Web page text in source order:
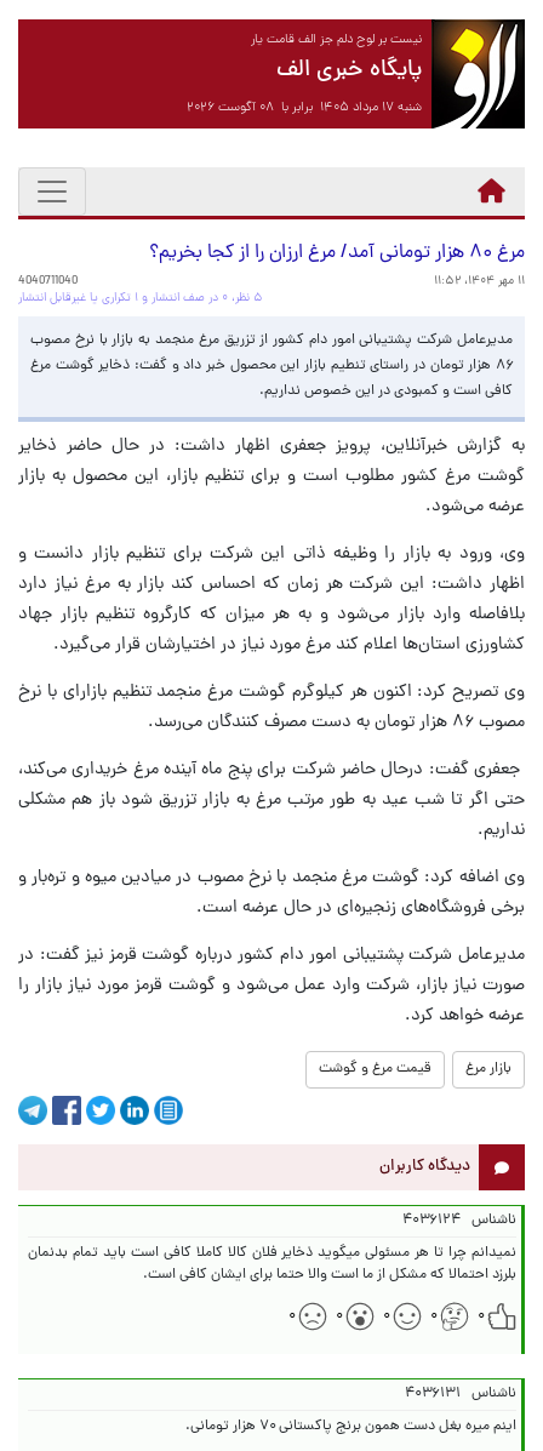
نیست بر لوح دلم جز الف قامت یار
پایگاه خبری الف
شنبه ۱۷ مرداد ۱۴۰۵ برابر با ۰۸ آگوست ۲۰۲۶
مرغ ۸۰ هزار تومانی آمد/ مرغ ارزان را از کجا بخریم؟
۱۱ مهر ۱۴۰۴، ۱۱:۵۲
4040711040
۵ نظر، ۰ در صف انتشار و ۱ تکراری یا غیرقابل انتشار
مدیرعامل شرکت پشتیبانی امور دام کشور از تزریق مرغ منجمد به بازار با نرخ مصوب
۸۶ هزار تومان در راستای تنطیم بازار این محصول خبر داد و گفت: ذخایر گوشت مرغ
کافی است و کمبودی در این خصوص نداریم.
به گزارش خبرآنلاین، پرویز جعفری اظهار داشت: در حال حاضر ذخایر
گوشت مرغ کشور مطلوب است و برای تنظیم بازار، این محصول به بازار
عرضه می‌شود.
وی، ورود به بازار را وظیفه ذاتی این شرکت برای تنظیم بازار دانست و
اظهار داشت: این شرکت هر زمان که احساس کند بازار به مرغ نیاز دارد
بلافاصله وارد بازار می‌شود و به هر میزان که کارگروه تنظیم بازار جهاد
کشاورزی استان‌ها اعلام کند مرغ مورد نیاز در اختیارشان قرار می‌گیرد.
وی تصریح کرد: اکنون هر کیلوگرم گوشت مرغ منجمد تنظیم بازارای با نرخ
مصوب ۸۶ هزار تومان به دست مصرف کنندگان می‌رسد.
جعفری گفت: درحال حاضر شرکت برای پنج ماه آینده مرغ خریداری می‌کند،
حتی اگر تا شب عید به طور مرتب مرغ به بازار تزریق شود باز هم مشکلی
نداریم.
وی اضافه کرد: گوشت مرغ منجمد با نرخ مصوب در میادین میوه و تره‌بار و
برخی فروشگاه‌های زنجیره‌ای در حال عرضه است.
مدیرعامل شرکت پشتیبانی امور دام کشور درباره گوشت قرمز نیز گفت: در
صورت نیاز بازار، شرکت وارد عمل می‌شود و گوشت قرمز مورد نیاز بازار را
عرضه خواهد کرد.
بازار مرغ قیمت مرغ و گوشت
دیدگاه کاربران
ناشناس ۴۰۳۶۱۲۴
نمیدانم چرا تا هر مسئولی میگوید ذخایر فلان کالا کاملا کافی است باید تمام بدنمان
بلرزد احتمالا که مشکل از ما است والا حتما برای ایشان کافی است.
۰
۰ ۰ ۰ ۰
ناشناس ۴۰۳۶۱۳۱
اینم میره بغل دست همون برنج پاکستانی ۷۰ هزار تومانی.